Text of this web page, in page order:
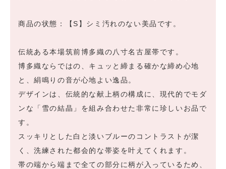
商品の状態：【S】シミ汚れのない美品です。
伝統ある本場筑前博多織の八寸名古屋帯です。
博多織ならではの、キュッと締まる確かな締め心地
と、絹鳴りの音が心地よい逸品。
デザインは、伝統的な献上柄の構成に、現代的でモダ
ンな「雪の結晶」を組み合わせた非常に珍しいお品で
す。
スッキリとした白と淡いブルーのコントラストが潔
く、洗練された都会的な帯姿を叶えてくれます。
帯の端から端まで全ての部分に柄が入っているため、